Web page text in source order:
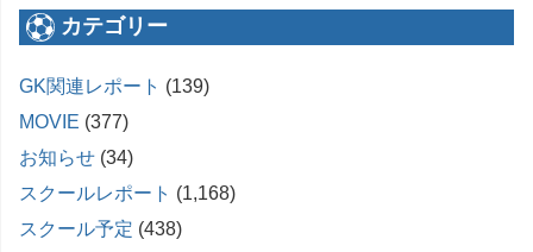
カテゴリー
GK関連レポート (139)
MOVIE (377)
お知らせ (34)
スクールレポート (1,168)
スクール予定 (438)